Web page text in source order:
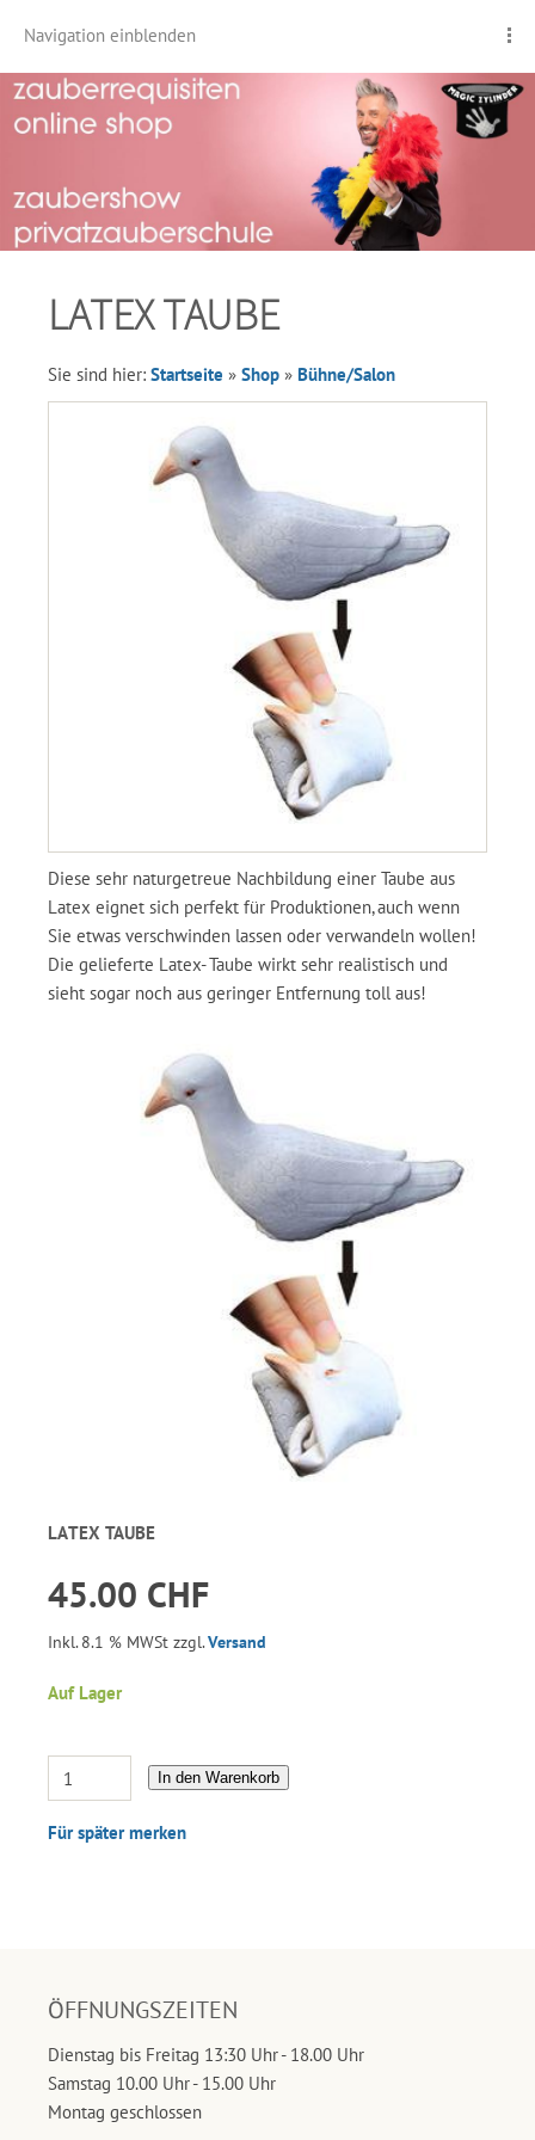
Navigation einblenden
LATEX TAUBE
Sie sind hier: Startseite » Shop » Bühne/Salon
Diese sehr naturgetreue Nachbildung einer Taube aus
Latex eignet sich perfekt für Produktionen, auch wenn
Sie etwas verschwinden lassen oder verwandeln wollen!
Die gelieferte Latex- Taube wirkt sehr realistisch und
sieht sogar noch aus geringer Entfernung toll aus!
LATEX TAUBE
45.00 CHF
Inkl. 8.1 % MWSt zzgl.Versand
Auf Lager
In den Warenkorb
Für später merken
ÖFFNUNGSZEITEN
Dienstag bis Freitag 13:30 Uhr - 18.00 Uhr
Samstag 10.00 Uhr - 15.00 Uhr
Montag geschlossen